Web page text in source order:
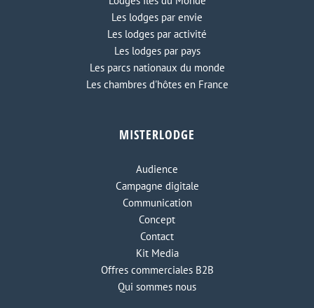
Les lodges par envie
Les lodges par activité
Les lodges par pays
Les parcs nationaux du monde
Les chambres d'hôtes en France
MISTERLODGE
Audience
Campagne digitale
Communication
Concept
Contact
Kit Media
Offres commerciales B2B
Qui sommes nous